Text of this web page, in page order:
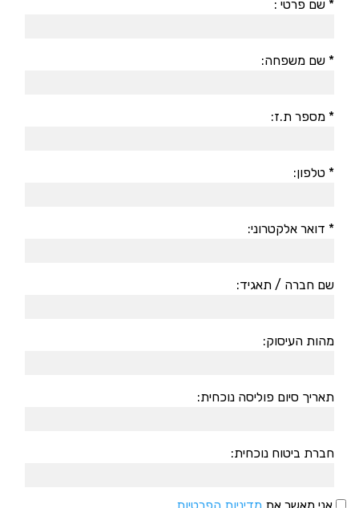
* שם פרטי :
* שם משפחה:
* מספר ת.ז:
* טלפון:
* דואר אלקטרוני:
שם חברה / תאגיד:
מהות העיסוק:
תאריך סיום פוליסה נוכחית:
חברת ביטוח נוכחית: